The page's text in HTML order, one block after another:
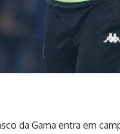
da Gama entra em